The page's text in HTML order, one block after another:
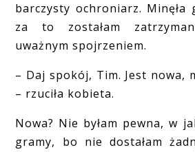
barczysty ochroniarz. Minęła
za to zostałam
uważnym spojrzeniem.
– Daj spokój, Tim. Jest nowa,
– rzuciła kobieta.
Nowa? Nie byłam pewna, w
gramy, bo nie dostałam